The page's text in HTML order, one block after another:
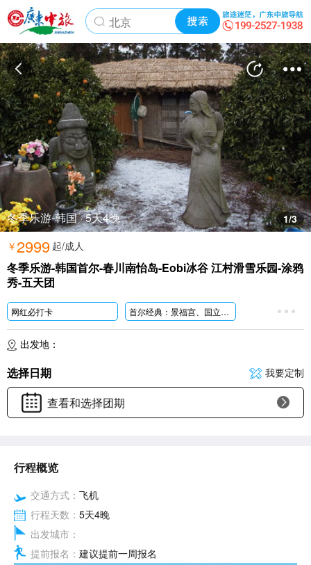
1/3
冬季乐游-韩国 · 5天4晚
￥2999 起/成人
冬季乐游-韩国首尔-春川南怡岛-Eobi冰谷 江村滑雪乐园-涂鸦
秀-五天团
网红必打卡 首尔经典：景福宫、国立民俗博物馆、静谧浪漫石村湖
战斧排骨汤：采用带骨的牛排骨肉熬制浓汤，暖心暖胃!(餐标17000韩币/人)人参炖鸡、土豆脊骨汤、春川鸡排等 文化娱乐江村滑雪场度假村新体验，观看 韩国代
星级航空
出发地：
选择日期 我要定制
查看和选择团期
行程概览
交通方式： 飞机
行程天数： 5天4晚
出发城市：
提前报名： 建议提前一周报名